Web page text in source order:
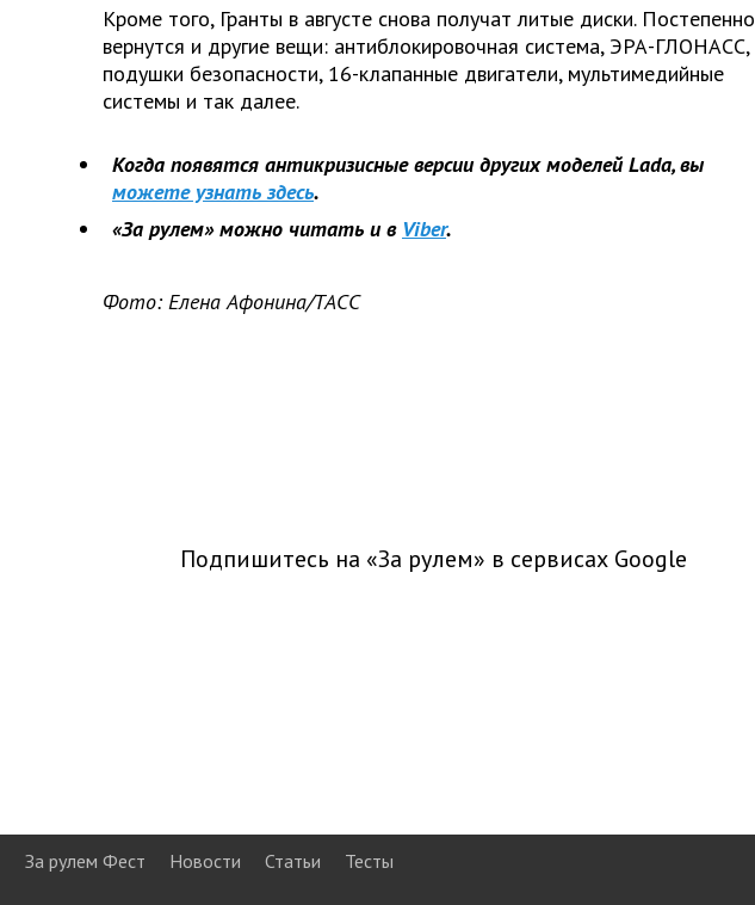
Кроме того, Гранты в августе снова получат литые диски. Постепенно
вернутся и другие вещи: антиблокировочная система, ЭРА-ГЛОНАСС,
подушки безопасности, 16-клапанные двигатели, мультимедийные
системы и так далее.
Когда появятся антикризисные версии других моделей Lada, вы
можете узнать здесь.
«За рулем» можно читать и в Viber.
Фото: Елена Афонина/ТАСС
Подпишитесь на «За рулем» в сервисах Google
За рулем Фест Новости Статьи Тесты